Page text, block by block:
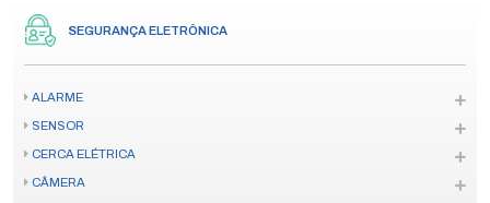
SEGURANÇA ELETRÔNICA
ALARME
SENSOR
CERCA ELÉTRICA
CÂMERA